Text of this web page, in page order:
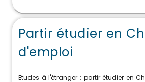
Partir étudier en
d'emploi
Etudes à l'étranger : partir étudier en